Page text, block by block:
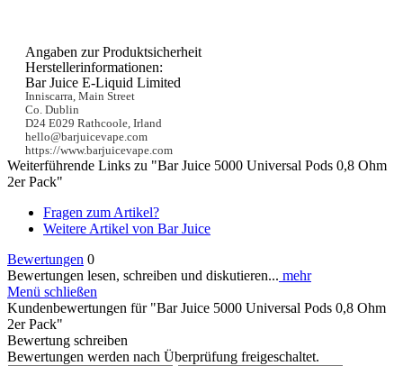
Angaben zur Produktsicherheit
Herstellerinformationen:
Bar Juice E-Liquid Limited
Inniscarra, Main Street
Co. Dublin
D24 E029 Rathcoole, Irland
hello@barjuicevape.com
https://www.barjuicevape.com
Weiterführende Links zu "Bar Juice 5000 Universal Pods 0,8 Ohm
2er Pack"
Fragen zum Artikel?
Weitere Artikel von Bar Juice
Bewertungen 0
Bewertungen lesen, schreiben und diskutieren... mehr
Menü schließen
Kundenbewertungen für "Bar Juice 5000 Universal Pods 0,8 Ohm
2er Pack"
Bewertung schreiben
Bewertungen werden nach Überprüfung freigeschaltet.